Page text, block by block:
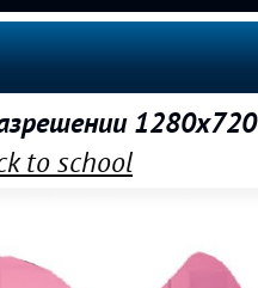
1280x720
to school